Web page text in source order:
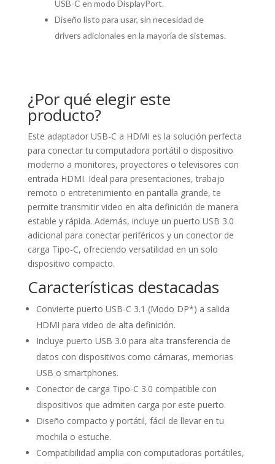
USB-C en modo DisplayPort.
Diseño listo para usar, sin necesidad de
drivers adicionales en la mayoría de sistemas.
¿Por qué elegir este
producto?
Este adaptador USB-C a HDMI es la solución perfecta
para conectar tu computadora portátil o dispositivo
moderno a monitores, proyectores o televisores con
entrada HDMI. Ideal para presentaciones, trabajo
remoto o entretenimiento en pantalla grande, te
permite transmitir video en alta definición de manera
estable y rápida. Además, incluye un puerto USB 3.0
adicional para conectar periféricos y un conector de
carga Tipo-C, ofreciendo versatilidad en un solo
dispositivo compacto.
Características destacadas
Convierte puerto USB-C 3.1 (Modo DP*) a salida
HDMI para video de alta definición.
Incluye puerto USB 3.0 para alta transferencia de
datos con dispositivos como cámaras, memorias
USB o smartphones.
Conector de carga Tipo-C 3.0 compatible con
dispositivos que admiten carga por este puerto.
Diseño compacto y portátil, fácil de llevar en tu
mochila o estuche.
Compatibilidad amplia con computadoras portátiles,